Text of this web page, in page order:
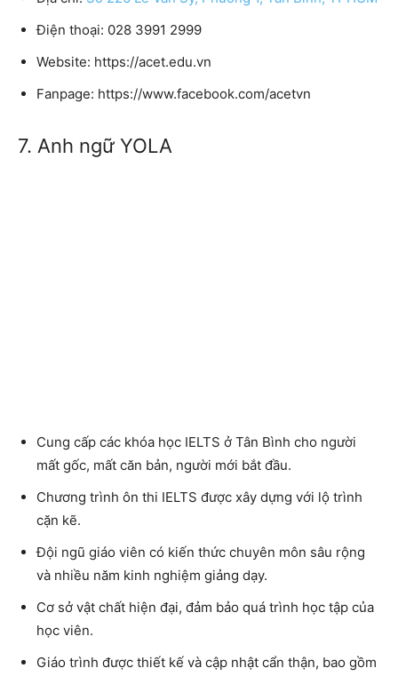
Điện thoại: 028 3991 2999
Website: https://acet.edu.vn
Fanpage: https://www.facebook.com/acetvn
7. Anh ngữ YOLA
Cung cấp các khóa học IELTS ở Tân Bình cho người
mất gốc, mất căn bản, người mới bắt đầu.
Chương trình ôn thi IELTS được xây dựng với lộ trình
cặn kẽ.
Đội ngũ giáo viên có kiến thức chuyên môn sâu rộng
và nhiều năm kinh nghiệm giảng dạy.
Cơ sở vật chất hiện đại, đảm bảo quá trình học tập của
học viên.
Giáo trình được thiết kế và cập nhật cẩn thận, bao gồm